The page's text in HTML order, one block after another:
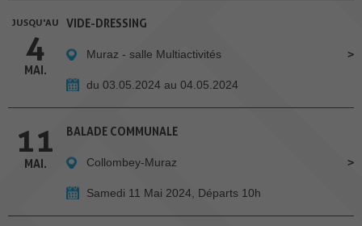
JUSQU'AU
4
MAI.
VIDE-DRESSING
Muraz - salle Multiactivités
du 03.05.2024 au 04.05.2024
11
MAI.
BALADE COMMUNALE
Collombey-Muraz
Samedi 11 Mai 2024, Départs 10h